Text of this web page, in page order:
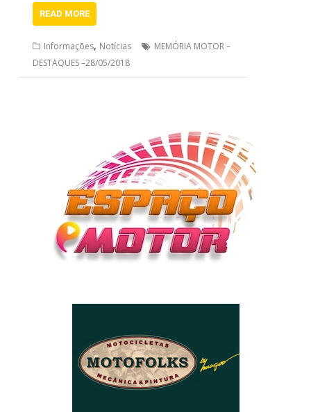
READ MORE
Informações, Notícias
MEMÓRIA MOTOR –
DESTAQUES –28/05/2018